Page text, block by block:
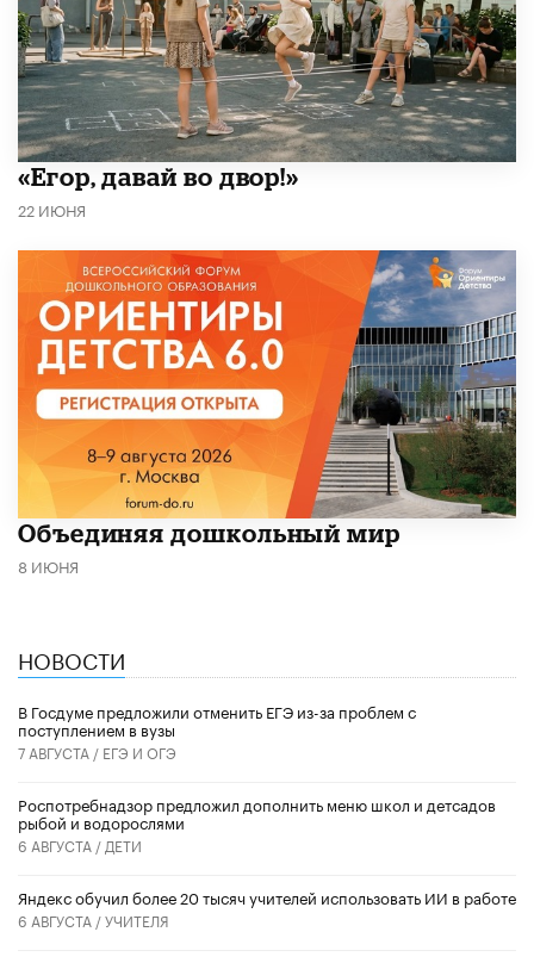
«Егор, давай во двор!»
22 ИЮНЯ
​Объединяя дошкольный мир
8 ИЮНЯ
НОВОСТИ
В Госдуме предложили отменить ЕГЭ из-за проблем с
поступлением в вузы
7 АВГУСТА / ЕГЭ И ОГЭ
Роспотребнадзор предложил дополнить меню школ и детсадов
рыбой и водорослями
6 АВГУСТА / ДЕТИ
​Яндекс обучил более 20 тысяч учителей использовать ИИ в работе
6 АВГУСТА /УЧИТЕЛЯ